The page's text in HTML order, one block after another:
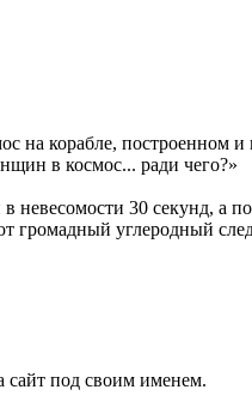
на корабле, построенном
в космос... ради чего?»
невесомости 30 секунд, а
громадный углеродный
сайт под своим именем.